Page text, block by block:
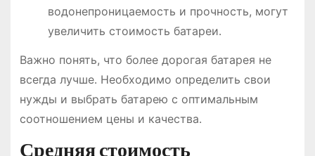
водонепроницаемость и прочность, могут
увеличить стоимость батареи․
Важно понять, что более дорогая батарея не
всегда лучше․ Необходимо определить свои
нужды и выбрать батарею с оптимальным
соотношением цены и качества․
Средняя стоимость